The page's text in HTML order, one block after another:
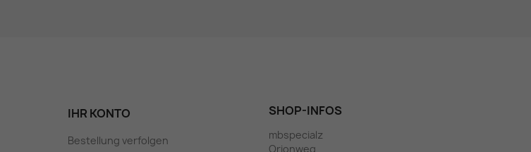
IHR KONTO
Bestellung verfolgen
SHOP-INFOS
mbspecialz
Orionweg